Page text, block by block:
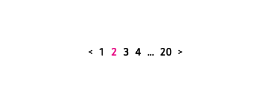
< 1 2 3 4 … 20 >